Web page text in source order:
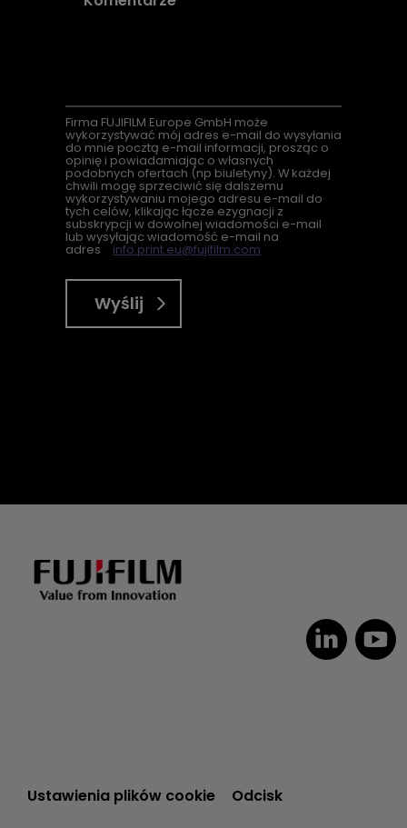
Firma FUJIFILM Europe GmbH może
wykorzystywać mój adres e-mail do wysyłania
do mnie pocztą e-mail informacji, prosząc o
opinię i powiadamiając o własnych
podobnych ofertach (np biuletyny). W każdej
chwili mogę sprzeciwić się dalszemu
wykorzystywaniu mojego adresu e-mail do
tych celów, klikając łącze ezygnacji z
subskrypcji w dowolnej wiadomości e-mail
lub wysyłając wiadomość e-mail na
adres info.print.eu@fujifilm.com
Wyślij
Ustawienia plików cookie Odcisk